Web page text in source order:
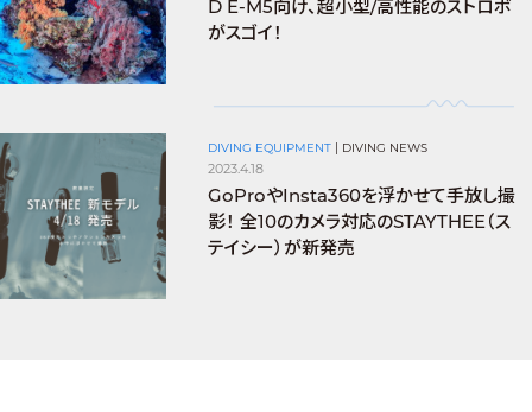
D E-M5向け、超小型/高性能のストロボ
がスゴイ！
DIVING EQUIPMENT | DIVING NEWS
2023.4.18
GoProやInsta360を浮かせて手放し撮
影！ 全10のカメラ対応のSTAYTHEE（ス
テイシー）が新発売